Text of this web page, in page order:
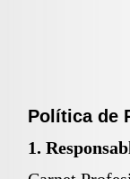
Política de
1.